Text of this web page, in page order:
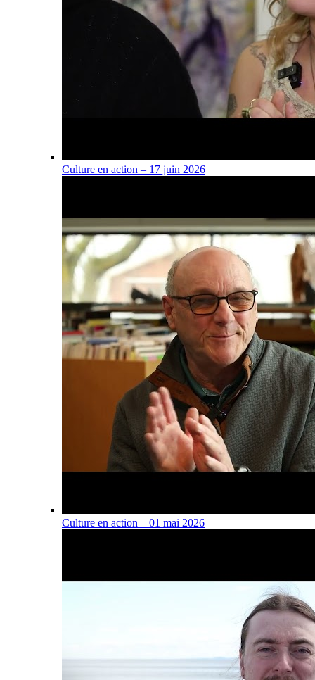
Culture en action – 17 juin 2026
Culture en action – 01 mai 2026